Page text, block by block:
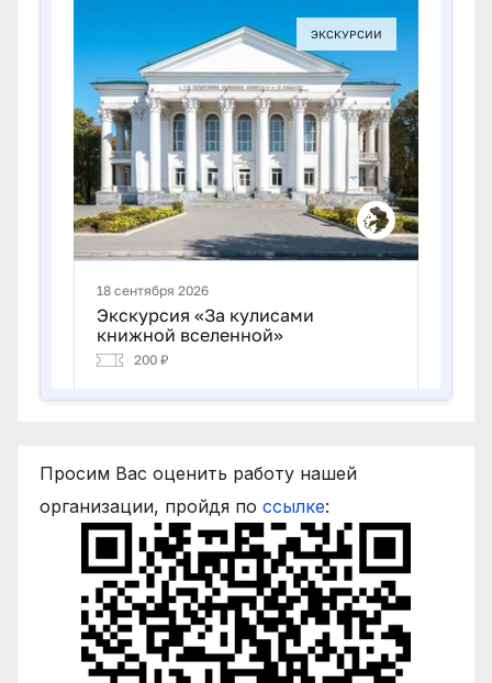
Просим Вас оценить работу нашей
организации, пройдя по ссылке: